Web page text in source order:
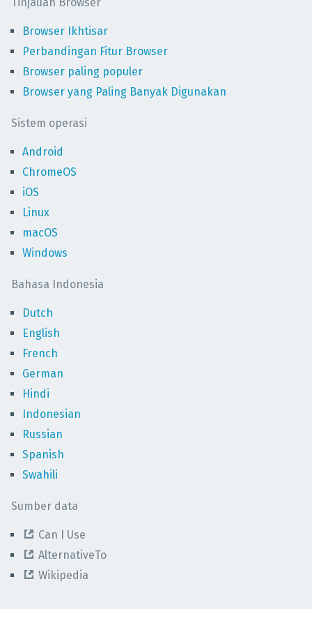
Browser Ikhtisar
Perbandingan Fitur Browser
Browser paling populer
Browser yang Paling Banyak Digunakan
Sistem operasi
Android
ChromeOS
iOS
Linux
macOS
Windows
Bahasa Indonesia
Dutch
English
French
German
Hindi
Indonesian
Russian
Spanish
Swahili
Sumber data
Can I Use
AlternativeTo
Wikipedia